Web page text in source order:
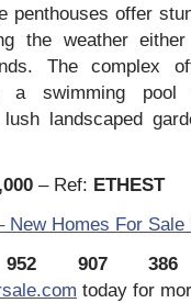
penthouses offer
the weather
The complex
a swimming pool
landscaped
– Ref: ETHEST
New Homes For Sale
907 386
today for